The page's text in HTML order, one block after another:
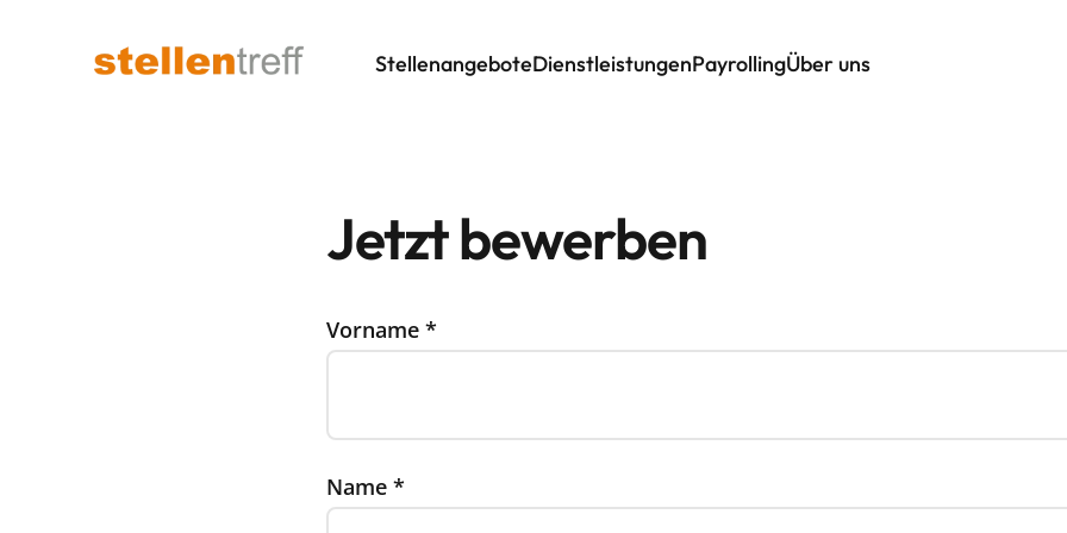
StellenangeboteDienstleistungenPayrollingÜber uns
Jetzt bewerben
Vorname *
Name *